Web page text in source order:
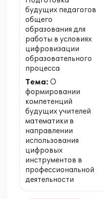
будущих педагогов
общего
образования для
работы в условиях
цифровизации
образовательного
процесса
Тема: О
формировании
компетенций
будущих учителей
математики в
направлении
использования
цифровых
инструментов в
профессиональной
деятельности